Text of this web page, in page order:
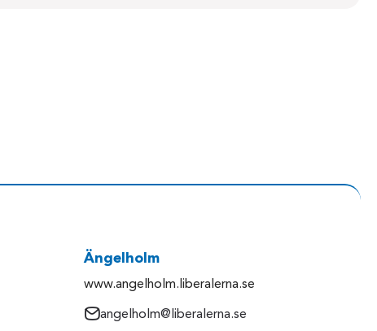
Ängelholm
www.angelholm.liberalerna.se
angelholm@liberalerna.se